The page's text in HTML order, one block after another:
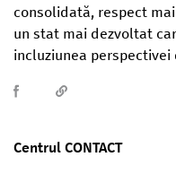
consolidată, respect
un stat mai dezvoltat
incluziunea perspectivei
Centrul CONTACT